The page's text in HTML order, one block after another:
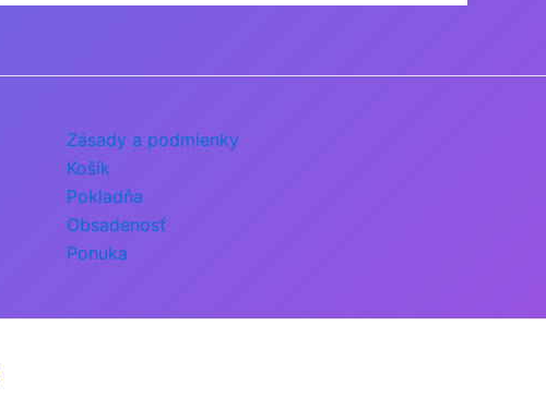
Zásady a podmienky
Košík
Pokladňa
Obsadenosť
Ponuka